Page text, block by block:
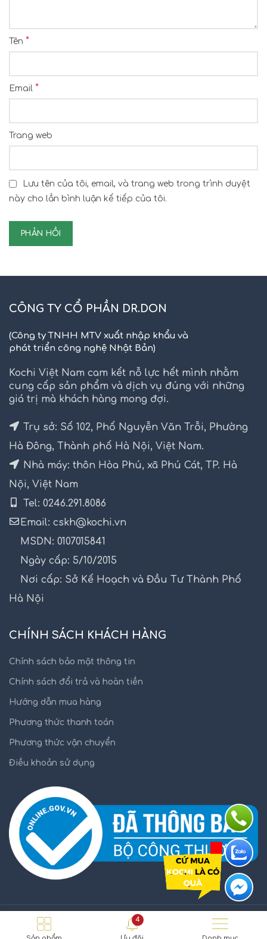
Tên *
Email *
Trang web
Lưu tên của tôi, email, và trang web trong trình duyệt
này cho lần bình luận kế tiếp của tôi.
CÔNG TY CỔ PHẦN DR.DON
(Công ty TNHH MTV xuất nhập khẩu và
phát triển công nghệ Nhật Bản)
Kochi Việt Nam cam kết nỗ lực hết mình nhằm
cung cấp sản phẩm và dịch vụ đúng với những
giá trị mà khách hàng mong đợi.
Trụ sở: Số 102, Phố Nguyễn Văn Trỗi, Phường
Hà Đông, Thành phố Hà Nội, Việt Nam.
Nhà máy: thôn Hòa Phú, xã Phú Cát, TP. Hà
Nội, Việt Nam
Tel: 0246.291.8086
Email: cskh@kochi.vn
MSDN: 0107015841
Ngày cấp: 5/10/2015
Nơi cấp: Sở Kế Hoạch và Đầu Tư Thành Phố
Hà Nội
CHÍNH SÁCH KHÁCH HÀNG
Chính sách bảo mật thông tin
Chính sách đổi trả và hoàn tiền
Hướng dẫn mua hàng
Phương thức thanh toán
Phương thức vận chuyển
Điều khoản sử dụng
KOCHI.VN4